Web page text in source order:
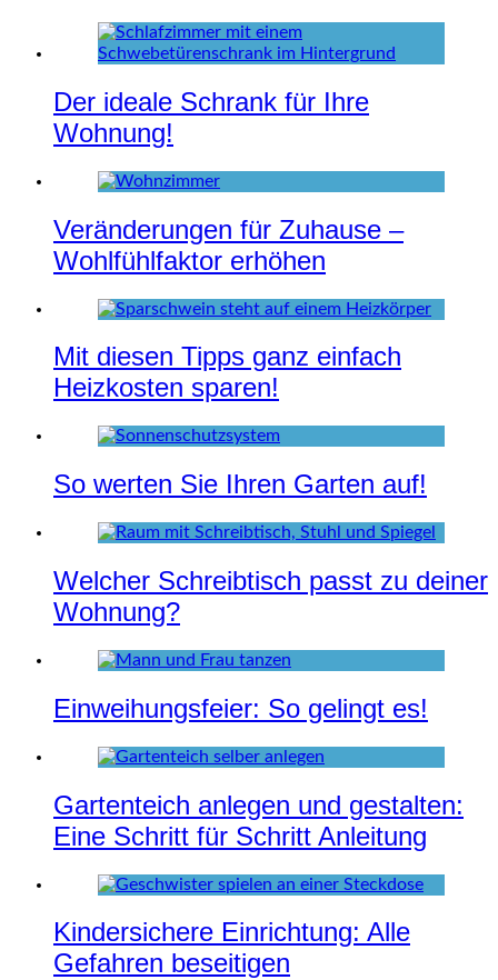
Der ideale Schrank für Ihre
Wohnung!
Veränderungen für Zuhause –
Wohlfühlfaktor erhöhen
Mit diesen Tipps ganz einfach
Heizkosten sparen!
So werten Sie Ihren Garten auf!
Welcher Schreibtisch passt zu deiner
Wohnung?
Einweihungsfeier: So gelingt es!
Gartenteich anlegen und gestalten:
Eine Schritt für Schritt Anleitung
Kindersichere Einrichtung: Alle
Gefahren beseitigen